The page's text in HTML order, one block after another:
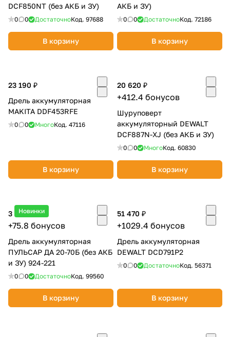
DCF850NT (без АКБ и ЗУ)
0 0 ДостаточноКод. 97688
В корзину
АКБ и ЗУ)
0 0 ДостаточноКод. 72186
В корзину
23 190 ₽
Дрель аккумуляторная
MAKITA DDF453RFE
0 0 МногоКод. 47116
В корзину
20 620 ₽
+412.4 бонусов
Шуруповерт
аккумуляторный DEWALT
DCF887N-XJ (без АКБ и ЗУ)
0 0 МногоКод. 60830
В корзину
Новинки
3 790 ₽
+75.8 бонусов
Дрель аккумуляторная
ПУЛЬСАР ДА 20-70Б (без АКБ
и ЗУ) 924-221
0 0 ДостаточноКод. 99560
В корзину
51 470 ₽
+1029.4 бонусов
Дрель аккумуляторная
DEWALT DCD791P2
0 0 ДостаточноКод. 56371
В корзину
Подробнее
об оплате Плайтом
раз в 2
Остались вопросы?
8 800 302-02-51
plait.ru